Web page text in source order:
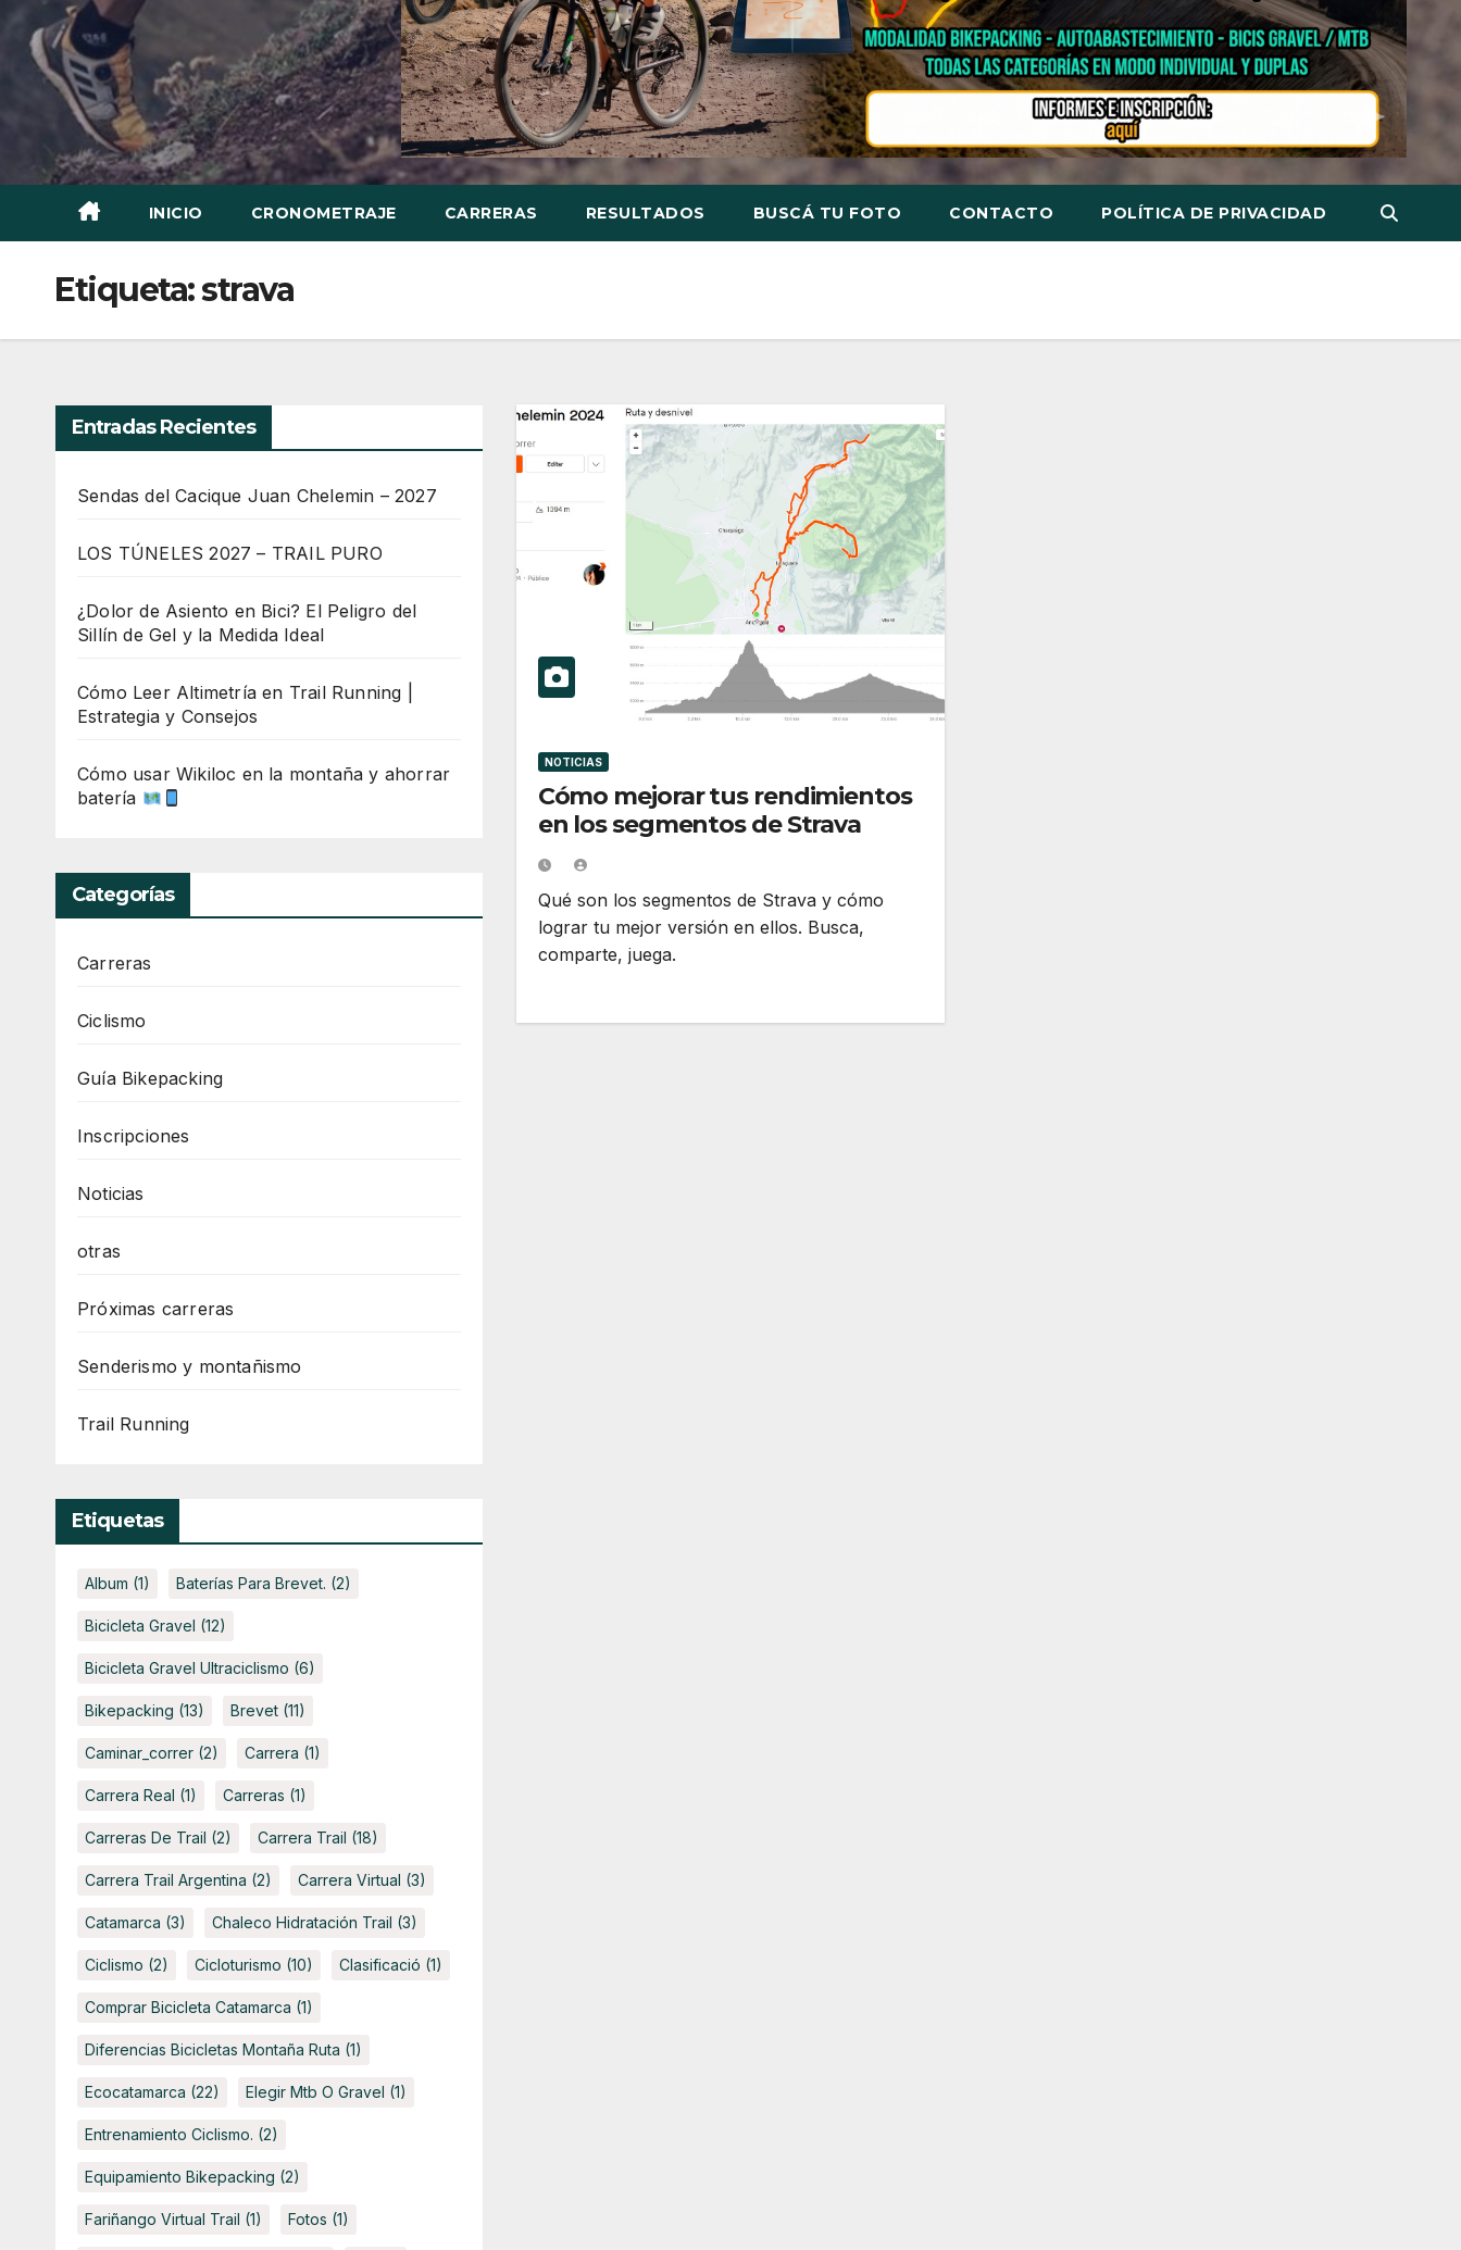
INICIO CRONOMETRAJE CARRERAS RESULTADOS BUSCÁ TU FOTO CONTACTO POLÍTICA DE PRIVACIDAD
Etiqueta:strava
Entradas Recientes
Sendas del Cacique Juan Chelemin – 2027
LOS TÚNELES 2027 – TRAIL PURO
¿Dolor de Asiento en Bici? El Peligro del
Sillín de Gel y la Medida Ideal
Cómo Leer Altimetría en Trail Running |
Estrategia y Consejos
Cómo usar Wikiloc en la montaña y ahorrar
batería
Categorías
Carreras
Ciclismo
Guía Bikepacking
Inscripciones
Noticias
otras
Próximas carreras
Senderismo y montañismo
Trail Running
Etiquetas
Album (1) Baterías Para Brevet. (2)
Bicicleta Gravel (12)
Bicicleta Gravel Ultraciclismo (6)
Bikepacking (13) Brevet (11)
Caminar_correr (2) Carrera (1)
Carrera Real (1) Carreras (1)
Carreras De Trail (2) Carrera Trail (18)
Carrera Trail Argentina (2) Carrera Virtual (3)
Catamarca (3) Chaleco Hidratación Trail (3)
Ciclismo (2) Cicloturismo (10) Clasificació (1)
Comprar Bicicleta Catamarca (1)
Diferencias Bicicletas Montaña Ruta (1)
Ecocatamarca (22) Elegir Mtb O Gravel (1)
Entrenamiento Ciclismo. (2)
Equipamiento Bikepacking (2)
Fariñango Virtual Trail (1) Fotos (1)
NOTICIAS
Cómo mejorar tus rendimientos
en los segmentos de Strava
Qué son los segmentos de Strava y cómo
lograr tu mejor versión en ellos. Busca,
comparte, juega.